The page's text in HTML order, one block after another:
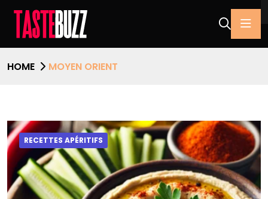
HOME MOYEN ORIENT
RECETTES APÉRITIFS